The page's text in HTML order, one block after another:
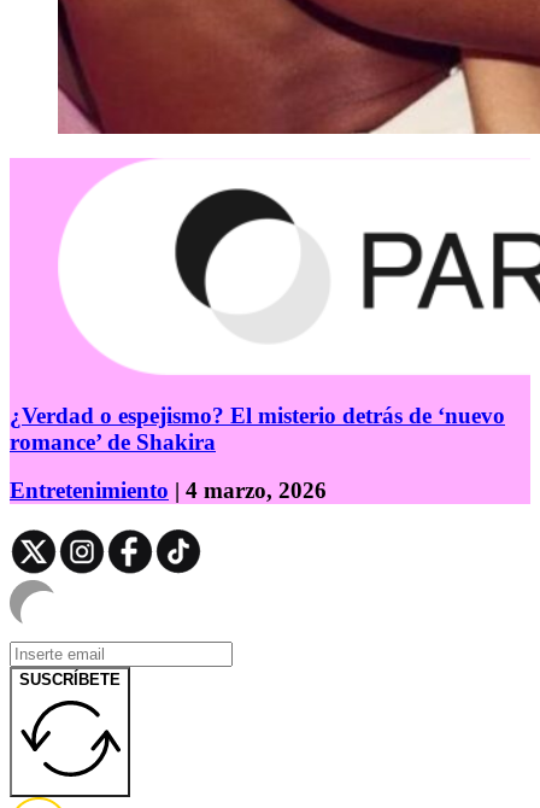
¿Verdad o espejismo? El misterio detrás de ‘nuevo
romance’ de Shakira
Entretenimiento | 4 marzo, 2026
SUSCRÍBETE